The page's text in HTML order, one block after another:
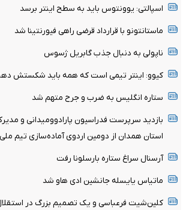
اسپالتی: یوونتوس باید به سطح اینتر برسد
ماستانتونو با قرارداد قرضی راهی فیورنتینا شد
ناپولی به دنبال جذب گابریل ژسوس
کیوو: اینتر تیمی است که همه باید شکستش
ستاره انگلیس به ضرب و جرح متهم شد
بازدید سرپرست فدراسیون پارادوومیدانی و
استان همدان از دومین اردوی آماده‌سازی تیم
آرسنال سراغ ستاره بارسلونا رفت
ماتیاس یایسله جانشین ادی هاو شد
کلین‌شیت فرعباسی و یک تصمیم بزرگ در